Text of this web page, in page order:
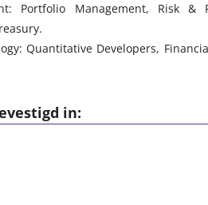
Portfolio Management, Risk &
Quantitative Developers,
in: